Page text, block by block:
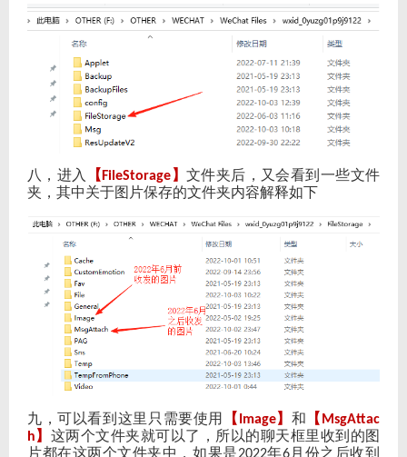
八，进入 【FileStorage 】 文件夹后，又会看到一些文件
夹，其中关于图片保存的文件夹内容解释如下
九，可以看到这里只需要使用 【 Image】 和 【 MsgAttac
h 】 这两个文件夹就可以了，所以的聊天框里收到的图
片都在这两个文件夹中，如果是
年 月份之后收到